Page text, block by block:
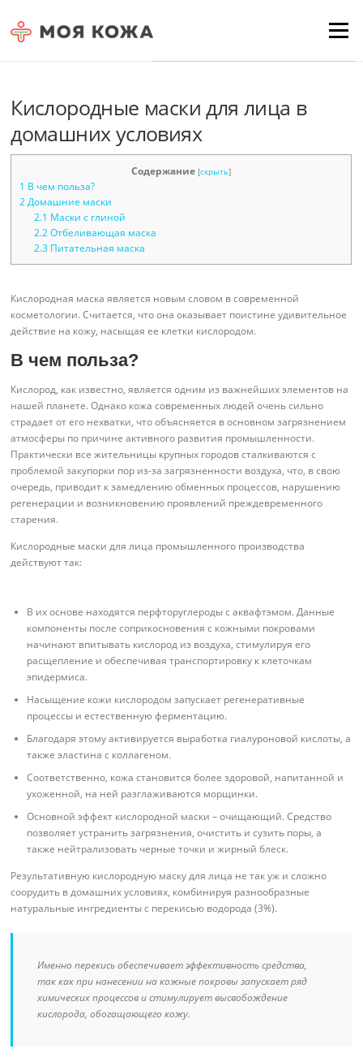
Menu
Кислородные маски для лица в
домашних условиях
Содержание [скрыть]
1 В чем польза?
2 Домашние маски
2.1 Маски с глиной
2.2Отбеливающая маска
2.3Питательная маска
Кислородная маска является новым словом в современной
косметологии. Считается, что она оказывает поистине удивительное
действие на кожу, насыщая ее клетки кислородом.
В чем польза?
Кислород, как известно, является одним из важнейших элементов на
нашей планете. Однако кожа современных людей очень сильно
страдает от его нехватки, что объясняется в основном загрязнением
атмосферы по причине активного развития промышленности.
Практически все жительницы крупных городов сталкиваются с
проблемой закупорки пор из-за загрязненности воздуха, что, в свою
очередь, приводит к замедлению обменных процессов, нарушению
регенерации и возникновению проявлений преждевременного
старения.
Кислородные маски для лица промышленного производства
действуют так:
В их основе находятся перфторуглероды с аквафтэмом. Данные
компоненты после соприкосновения с кожными покровами
начинают впитывать кислород из воздуха, стимулируя его
расщепление и обеспечивая транспортировку к клеточкам
эпидермиса.
Насыщение кожи кислородом запускает регенеративные
процессы и естественную ферментацию.
Благодаря этому активируется выработка гиалуроновой кислоты, а
также эластина с коллагеном.
Соответственно, кожа становится более здоровой, напитанной и
ухоженной, на ней разглаживаются морщинки.
Основной эффект кислородной маски – очищающий. Средство
позволяет устранить загрязнения, очистить и сузить поры, а
также нейтрализовать черные точки и жирный блеск.
Результативную кислородную маску для лица не так уж и сложно
соорудить в домашних условиях, комбинируя разнообразные
натуральные ингредиенты с перекисью водорода (3%).
Именно перекись обеспечивает эффективность средства,
так как при нанесении на кожные покровы запускает ряд
химических процессов и стимулирует высвобождение
кислорода, обогащающего кожу.
Для любых предложений по